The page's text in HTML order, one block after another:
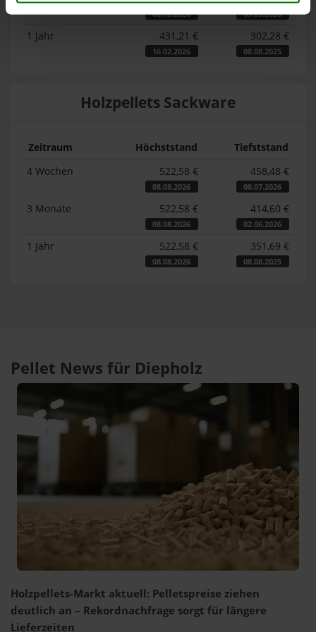
08.08.2026 09.05.2026
1 Jahr 431,21 €
16.02.2026
302,28 €
08.08.2025
Holzpellets Sackware
Zeitraum Höchststand
Tiefststand
4 Wochen
522,58 €
08.08.2026
458,48 €
08.07.2026
3 Monate 522,58 €
08.08.2026
414,60 €
02.06.2026
1 Jahr 522,58 €
08.08.2026
351,69 €
08.08.2025
Pellet News für Diepholz
Holzpellets-Markt aktuell: Pelletspreise ziehen
deutlich an – Rekordnachfrage sorgt für längere
Lieferzeiten